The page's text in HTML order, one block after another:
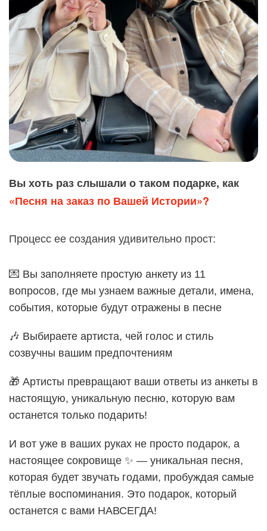
Вы хоть раз слышали о таком подарке, как
«Песня на заказ по Вашей Истории»?
Процесс ее создания удивительно прост:
💌 Вы заполняете простую анкету из 11
вопросов, где мы узнаем важные детали, имена,
события, которые будут отражены в песне
🎶 Выбираете артиста, чей голос и стиль
созвучны вашим предпочтениям
🎁 Артисты превращают ваши ответы из анкеты в
настоящую, уникальную песню, которую вам
останется только подарить!
И вот уже в ваших руках не просто подарок, а
настоящее сокровище ✨ — уникальная песня,
которая будет звучать годами, пробуждая самые
тёплые воспоминания. Это подарок, который
останется с вами НАВСЕГДА!